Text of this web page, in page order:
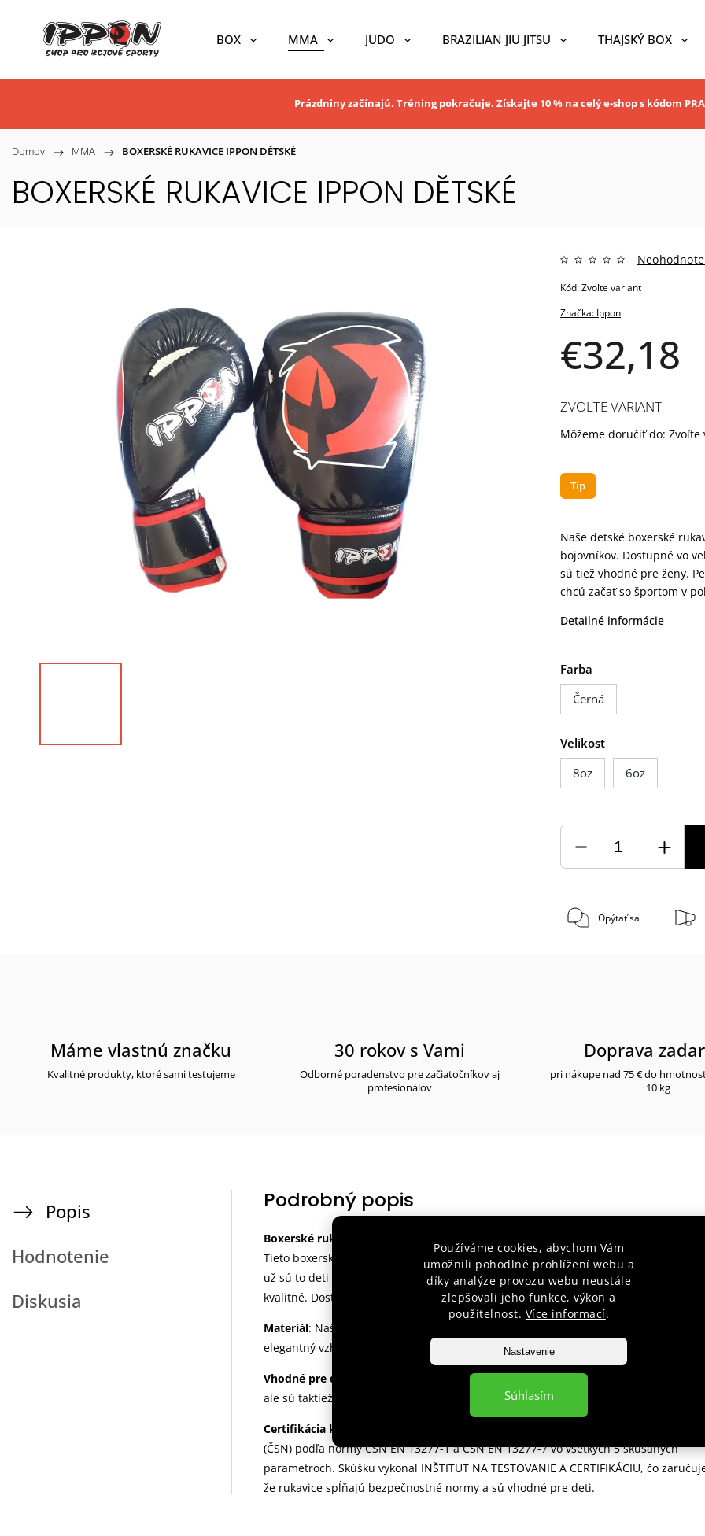
Používáme cookies, abychom Vám
umožnili pohodlné prohlížení webu a
díky analýze provozu webu neustále
zlepšovali jeho funkce, výkon a
použitelnost. Více informací.
Nastavenie
Súhlasím
BOX MMA JUDO BRAZILIAN JIU JITSU THAJSKÝ BOX
Prázdniny začínajú. Tréning pokračuje. Získajte 10 % na celý e-shop s kódom
Domov / MMA / BOXERSKÉ RUKAVICE IPPON DĚTSKÉ
BOXERSKÉ RUKAVICE IPPON DĚTSKÉ
Značka: Ippon
€32,18
Kód:Zvoľte variant
Tip
Naše detské boxerské
bojovníkov. Dostupné vo
sú tiež vhodné pre ženy.
chcú začať so športom v
Detailné informácie
Farba
Černá
Velikost
8oz
6oz
ZVOĽTE VARIANT
Môžeme doručiť do: Zvoľte
Opýtať sa
Máme vlastnú značku
Kvalitné produkty, ktoré sami testujeme
30 rokov s Vami
Odborné poradenstvo pre začiatočníkov aj
profesionálov
Doprava
pri nákupe nad 75 € do
10 kg
Popis
Hodnotenie
Diskusia
Podrobný popis
Boxerské rukavice IPPON DETSKÉ - čierno/červené prevedenie
Tieto boxerské rukavice sú ideálnou voľbou pre začiatočníkov v bojových športoch,
už sú to deti alebo ženy, a vďaka ich certifikácii môžete mať istotu, že sú bezpečné
kvalitné. Dostupné v dvoch veľkostiach.
Materiál: Naše detské boxerské rukavice sú vyrobené z
elegantný vzhľad a zaisťuje ich trvanlivosť.
Vhodné pre deti a ženy
: Rukavice sú navrhnuté tak, aby dobre padli na detské
ale sú taktiež vhodné pre ženy, ktorí vyhľadávajú menšiu veľkosť a komfort.
Certifikácia kvality
(ČSN) podľa normy ČSN EN 13277-1 a ČSN EN 13277-7 vo všetkých 5 skúšaných
parametroch. Skúšku vykonal INŠTITUT NA TESTOVANIE A CERTIFIKÁCIU, čo
že rukavice spĺňajú bezpečnostné normy a sú vhodné pre deti.